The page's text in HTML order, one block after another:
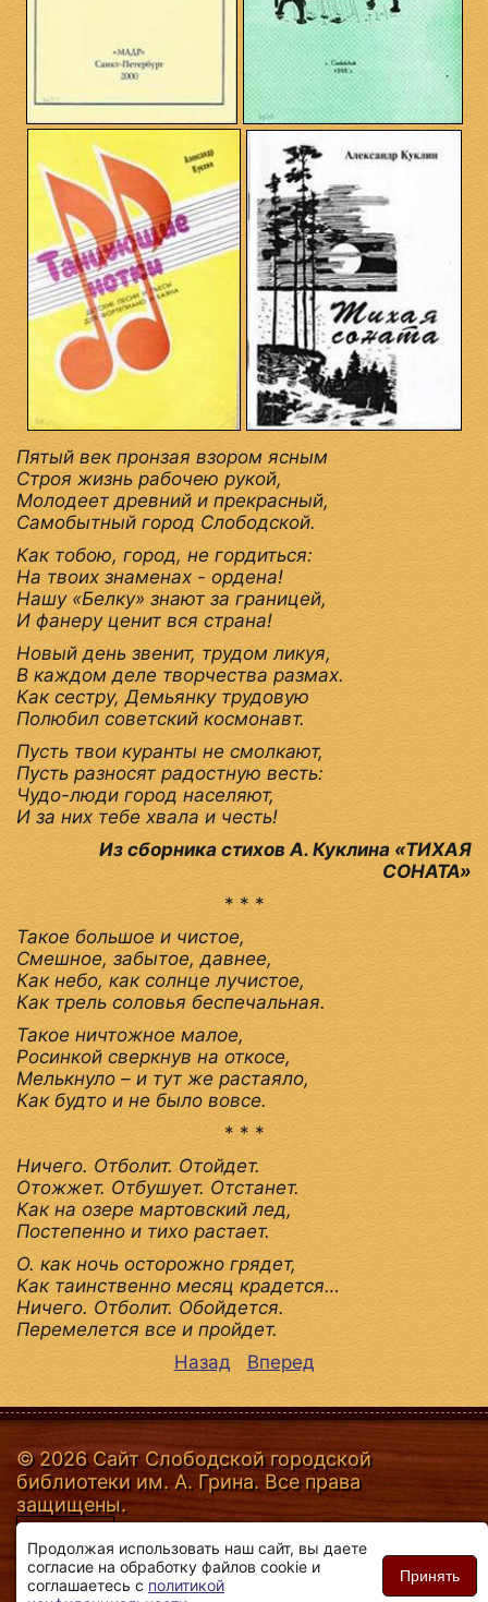
Пятый век пронзая взором ясным
Строя жизнь рабочею рукой,
Молодеет древний и прекрасный,
Самобытный город Слободской.
Как тобою, город, не гордиться:
На твоих знаменах - ордена!
Нашу «Белку» знают за границей,
И фанеру ценит вся страна!
Новый день звенит, трудом ликуя,
В каждом деле творчества размах.
Как сестру, Демьянку трудовую
Полюбил советский космонавт.
Пусть твои куранты не смолкают,
Пусть разносят радостную весть:
Чудо-люди город населяют,
И за них тебе хвала и честь!
Из сборника стихов А. Куклина «ТИХАЯ
СОНАТА»
* * *
Такое большое и чистое,
Смешное, забытое, давнее,
Как небо, как солнце лучистое,
Как трель соловья беспечальная.
Такое ничтожное малое,
Росинкой сверкнув на откосе,
Мелькнуло – и тут же растаяло,
Как будто и не было вовсе.
* * *
Ничего. Отболит. Отойдет.
Отожжет. Отбушует. Отстанет.
Как на озере мартовский лед,
Постепенно и тихо растает.
О. как ночь осторожно грядет,
Как таинственно месяц крадется…
Ничего. Отболит. Обойдется.
Перемелется все и пройдет.
Назад
Вперед
© 2026 Сайт Слободской городской
библиотеки им. А. Грина. Все права
защищены.
Продолжая использовать наш сайт, вы даете
согласие на обработку файлов cookie и
соглашаетесь с политикой
Принять